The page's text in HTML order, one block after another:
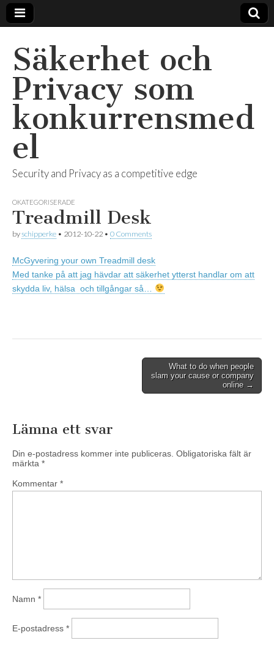
Säkerhet och
Privacy som
konkurrensmed
el
Security and Privacy as a competitive edge
OKATEGORISERADE
Treadmill Desk
byschipperke • 2012-10-22 • 0 Comments
McGyvering your own Treadmill desk
Med tanke på att jag hävdar att säkerhet ytterst handlar om att
skydda liv, hälsa och tillgångar så…
What to do when people
slam your cause or company
online →
Lämna ett svar
Din e-postadress kommer inte publiceras. Obligatoriska fält är
märkta *
Kommentar *
Namn *
E-postadress *